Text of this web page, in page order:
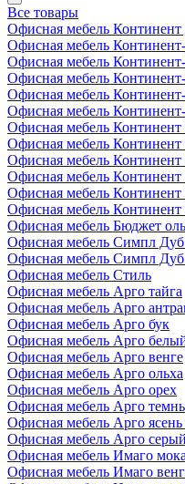
Все товары
Офисная мебель Континент
Офисная мебель
Офисная мебель
Офисная мебель
Офисная мебель
Офисная мебель
Офисная мебель
Офисная мебель
Офисная мебель
Офисная мебель Континент
Офисная мебель Континент
Офисная мебель Континент
Офисная мебель Бюджет
Офисная мебель Симпл
Офисная мебель Симпл
Офисная мебель Стиль
Офисная мебель Арго тайга
Офисная мебель Арго
Офисная мебель Арго бук
Офисная мебель Арго
Офисная мебель Арго венге
Офисная мебель Арго ольха
Офисная мебель Арго орех
Офисная мебель Арго
Офисная мебель Арго
Офисная мебель Арго серый
Офисная мебель Имаго
Офисная мебель Имаго